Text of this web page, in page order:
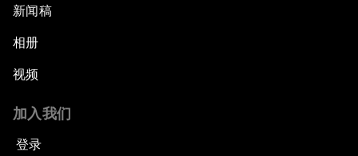
新闻稿
相册
视频
加入我们
登录